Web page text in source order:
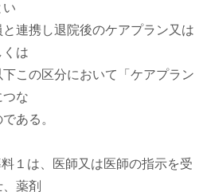
い
連携し退院後のケアプラン又は
は
この区分において「ケアプラン
つな
ある。
１は、医師又は医師の指示を受
薬剤